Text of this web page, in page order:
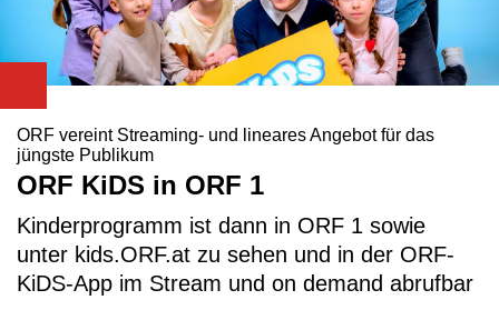
ORF vereint Streaming- und lineares Angebot für das
jüngste Publikum
ORF KiDS in ORF 1
Kinderprogramm ist dann in ORF 1 sowie
unter kids.ORF.at zu sehen und in der ORF-
KiDS-App im Stream und on demand abrufbar